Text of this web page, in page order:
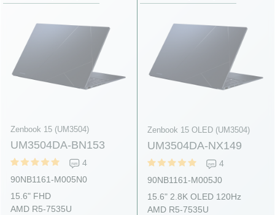
Zenbook 15 (UM3504)
UM3504DA-BN153
4
90NB1161-M005N0
15.6" FHD
AMD R5-7535U
Zenbook 15 OLED (UM3504)
UM3504DA-NX149
4
90NB1161-M005J0
15.6" 2.8K OLED 120Hz
AMD R5-7535U